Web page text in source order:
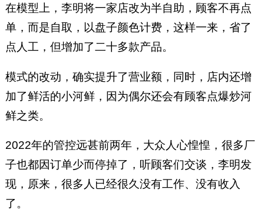
在模型上，李明将一家店改为半自助，顾客不再点
单，而是自取，以盘子颜色计费，这样一来，省了
点人工，但增加了二十多款产品。
模式的改动，确实提升了营业额，同时，店内还增
加了鲜活的小河鲜，因为偶尔还会有顾客点爆炒河
鲜之类。
2022年的管控远甚前两年，大众人心惶惶，很多厂
子也都因订单少而停掉了，听顾客们交谈，李明发
现，原来，很多人已经很久没有工作、没有收入
了。